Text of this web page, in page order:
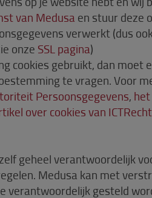
van Medusa en stuur deze
verwerkt (dus
onze SSL pagina)
cookies gebruikt, dan moet
te vragen. Voor
Persoonsgegevens,
over cookies van ICTRecht
geheel verantwoordelijk
Medusa kan met
verantwoordelijk gesteld